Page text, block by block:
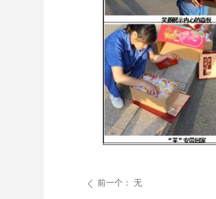
ꄴ 前一个： 无